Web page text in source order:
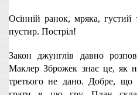
Осінній ранок, мряка, густий
пустир. Постріл!
Закон джунглів давно
Маклер Зброжек знає це, як
третього не дано. Добре, що